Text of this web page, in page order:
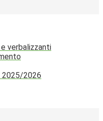
verbalizzanti
2025/2026